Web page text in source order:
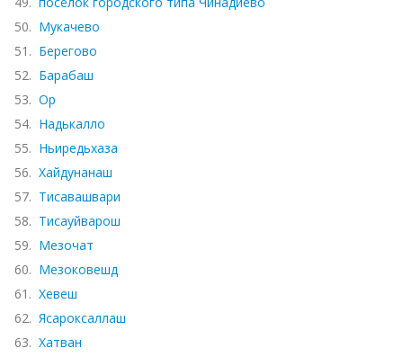
50. Мукачево
51. Берегово
52. Барабаш
53. Ор
54. Надькалло
55. Ньиредьхаза
56. Хайдунанаш
57. Тисавашвари
58. Тисауйварош
59. Мезочат
60. Мезоковешд
61. Хевеш
62. Ясароксаллаш
63. Хатван